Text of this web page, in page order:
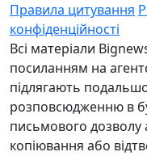
Правила цитування
конфіденційності
Всі матеріали
посиланням на
підлягають
розповсюдженню в
письмового дозволу
копіювання або